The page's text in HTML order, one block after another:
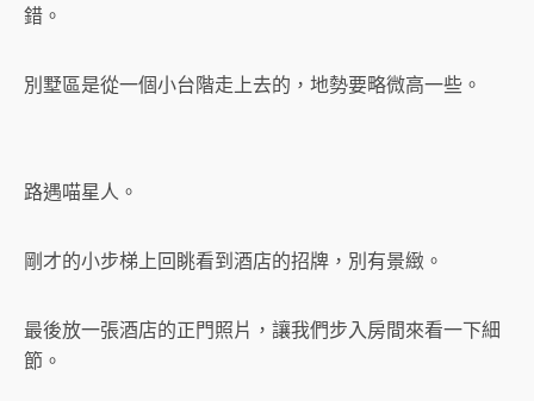
錯。
別墅區是從一個小台階走上去的，地勢要略微高一些。
路遇喵星人。
剛才的小步梯上回眺看到酒店的招牌，別有景緻。
最後放一張酒店的正門照片，讓我們步入房間來看一下細
節。